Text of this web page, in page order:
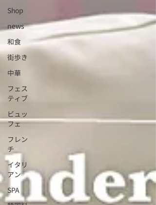
Shop
news
和食
街歩き
中華
フェス
ティブ
ビュッ
フェ
フレン
チ
イタリ
アン
SPA